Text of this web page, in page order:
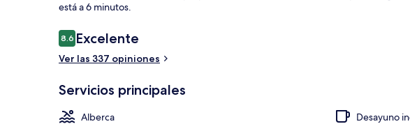
está a 6 minutos.
Opiniones
8.68.6 de 10,
Excelente
Ver las 337 opiniones
Servicios principales
Alberca
Desayuno